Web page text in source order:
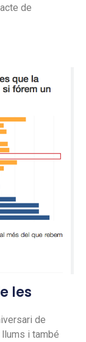
de
les
de
i també